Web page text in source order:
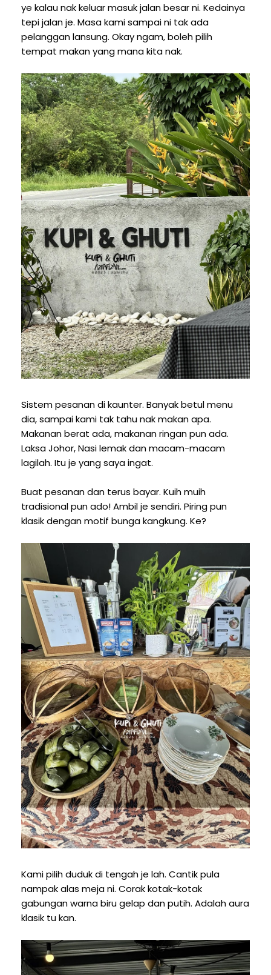
ye kalau nak keluar masuk jalan besar ni. Kedainya
tepi jalan je. Masa kami sampai ni tak ada
pelanggan lansung. Okay ngam, boleh pilih
tempat makan yang mana kita nak.
Sistem pesanan di kaunter. Banyak betul menu
dia, sampai kami tak tahu nak makan apa.
Makanan berat ada, makanan ringan pun ada.
Laksa Johor, Nasi lemak dan macam-macam
lagilah. Itu je yang saya ingat.
Buat pesanan dan terus bayar. Kuih muih
tradisional pun ado! Ambil je sendiri. Piring pun
klasik dengan motif bunga kangkung. Ke?
Kami pilih duduk di tengah je lah. Cantik pula
nampak alas meja ni. Corak kotak-kotak
gabungan warna biru gelap dan putih. Adalah aura
klasik tu kan.